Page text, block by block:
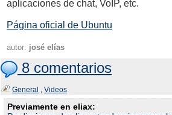
aplicaciones de chat, VoIP, etc.
Página oficial de Ubuntu
autor: josé elías
8 comentarios
General , Videos
Previamente en eliax: